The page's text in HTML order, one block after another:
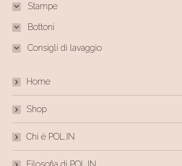
Stampe
Bottoni
Consigli di lavaggio
Home
Shop
Chi è POL.IN